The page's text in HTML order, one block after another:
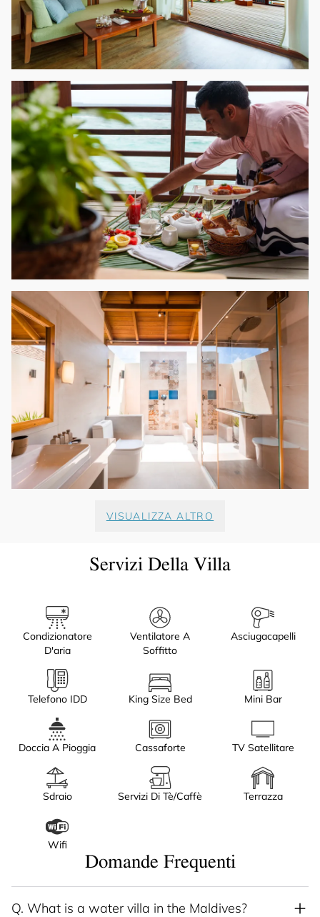
VISUALIZZA ALTRO
Servizi Della Villa
Condizionatore
D'aria
Ventilatore A
Soffitto
Asciugacapelli
Telefono IDD King Size Bed Mini Bar
Doccia A Pioggia Cassaforte TV Satellitare
Sdraio Servizi Di Tè/caffè Terrazza
Wifi
Domande Frequenti
Q. What is a water villa in the Maldives?